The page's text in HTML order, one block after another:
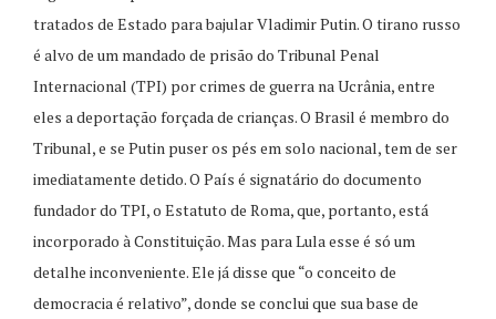
tratados de Estado para bajular Vladimir Putin. O tirano russo
é alvo de um mandado de prisão do Tribunal Penal
Internacional (TPI) por crimes de guerra na Ucrânia, entre
eles a deportação forçada de crianças. O Brasil é membro do
Tribunal, e se Putin puser os pés em solo nacional, tem de ser
imediatamente detido. O País é signatário do documento
fundador do TPI, o Estatuto de Roma, que, portanto, está
incorporado à Constituição. Mas para Lula esse é só um
detalhe inconveniente. Ele já disse que “o conceito de
democracia é relativo”, donde se conclui que sua base de